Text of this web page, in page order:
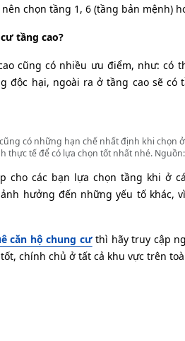
chọn tầng 1, 6 (tầng bản mệnh)
tầng cao?
cũng có nhiều ưu điểm, như:
độc hại, ngoài ra ở tầng cao sẽ
có những hạn chế nhất định khi chọn
thực tế để có lựa chọn tốt nhất nhé.
cho các bạn lựa chọn tầng khi ở
hưởng đến những yếu tố khác,
căn hộ chung cưthì hãy truy cập
chính chủ ở tất cả khu vực trên